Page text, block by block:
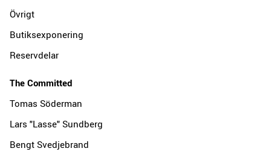
Övrigt
Butiksexponering
Reservdelar
The Committed
Tomas Söderman
Lars "Lasse" Sundberg
Bengt Svedjebrand